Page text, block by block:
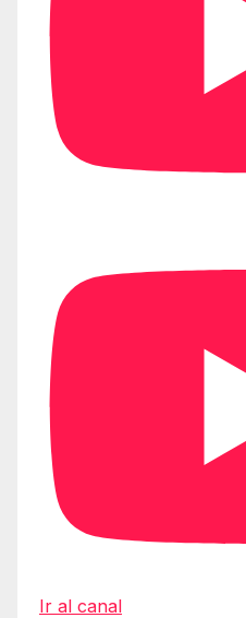
Ir al canal